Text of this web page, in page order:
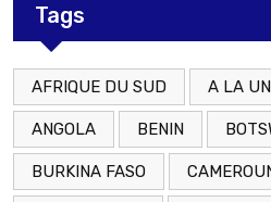
Tags
AFRIQUE DU SUD A LA
ANGOLA BENIN
BURKINA FASO